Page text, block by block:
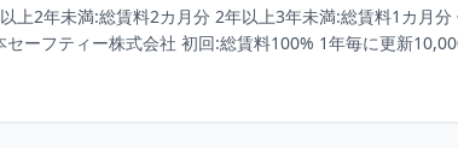
上2年未満:総賃料2カ月分 2年以上3年未満:総賃料1カ月
ーフティー株式会社 初回:総賃料100% 1年毎に更新